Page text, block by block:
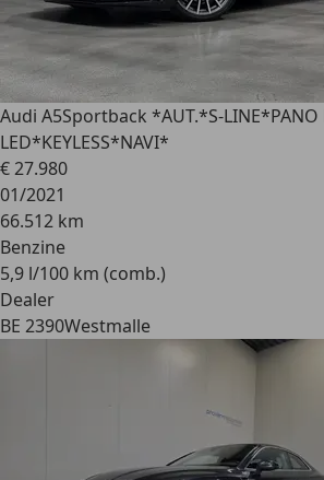
Audi A5Sportback *AUT.*S-LINE*PANO
LED*KEYLESS*NAVI*
€ 27.980
01/2021
66.512 km
Benzine
5,9 l/100 km (comb.)
Dealer
BE 2390Westmalle